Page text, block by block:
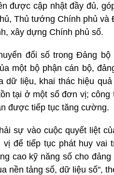
được cập nhật đầy đủ,
Thủ tướng Chính phủ
xây dựng Chính phủ số.
đổi số trong Đảng
một bộ phận cán bộ,
dữ liệu, khai thác hiệu
tại ở một số đơn vị;
được tiếp tục tăng cường.
sự vào cuộc quyết liệt
để tiếp tục phát huy vai
cao kỹ năng số cho
nền tảng số, dữ liệu số",